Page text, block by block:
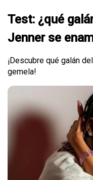
Test: ¿qué
Jenner se
¡Descubre qué galán
gemela!